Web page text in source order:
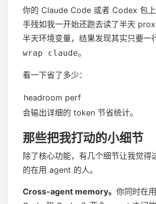
你的 Claude Code 或者 Codex 包
手残如我一开始还跑去读了半天
半天环境变量，结果发现其实只要一
wrap claude。
看一下省了多少：
headroom perf
会输出详细的 token 节省统计。
那些把我打动的小细节
除了核心功能，有几个细节让我觉得
的在用 agent 的人。
Cross-agent memory。 你同时在